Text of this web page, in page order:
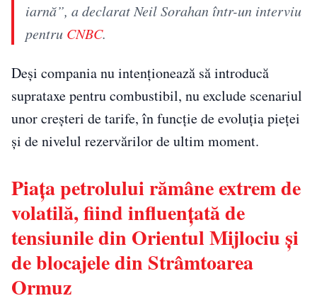
iarnă”, a declarat Neil Sorahan într-un interviu
pentru CNBC.
Deși compania nu intenționează să introducă
suprataxe pentru combustibil, nu exclude scenariul
unor creșteri de tarife, în funcție de evoluția pieței
și de nivelul rezervărilor de ultim moment.
Piața petrolului rămâne extrem de
volatilă, fiind influențată de
tensiunile din Orientul Mijlociu și
de blocajele din Strâmtoarea
Ormuz